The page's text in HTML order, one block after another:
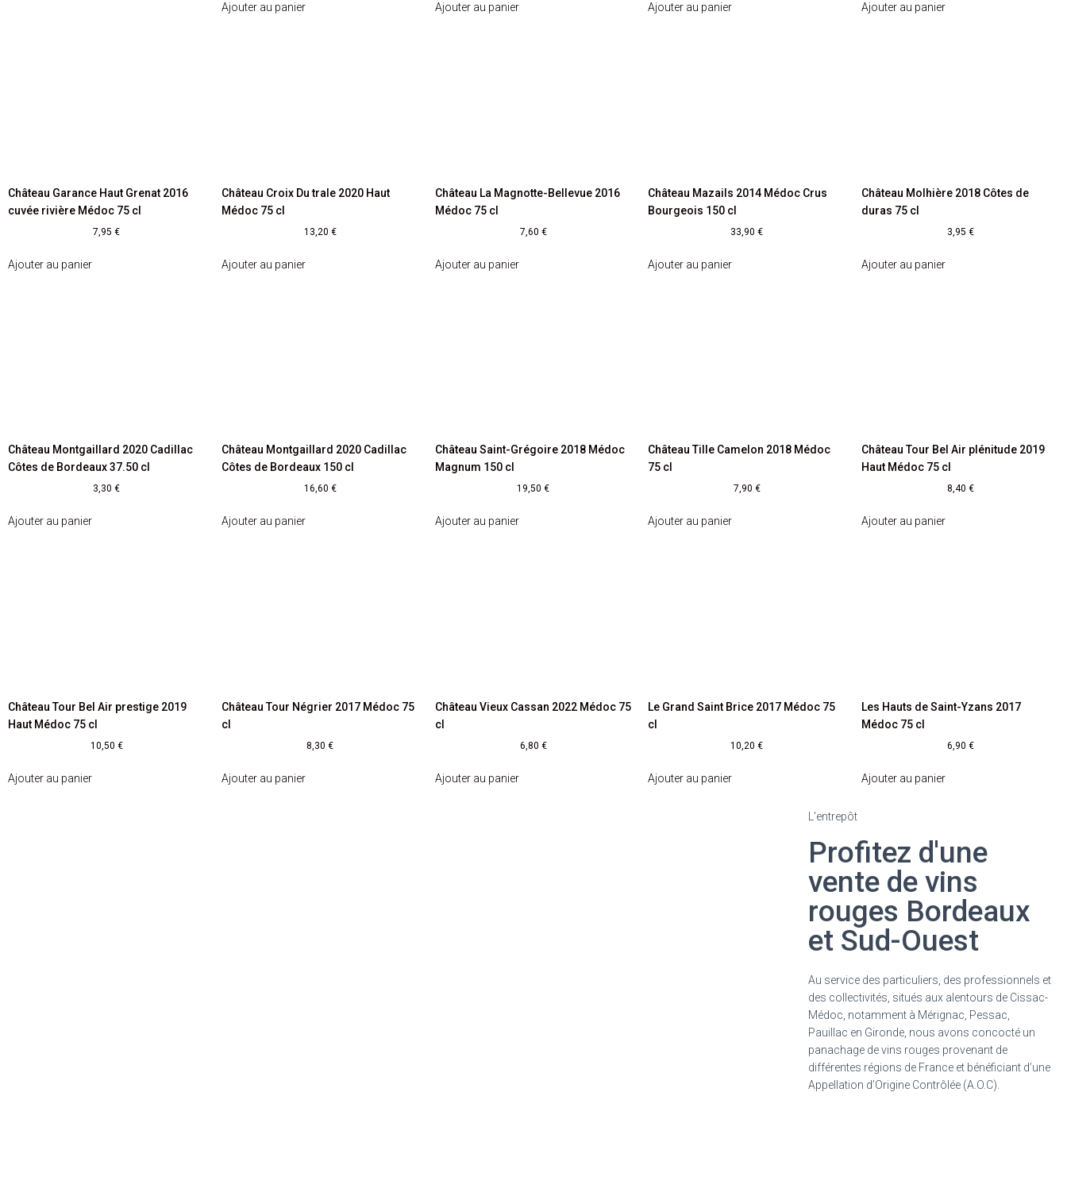
Ajouter au panier Ajouter au panier Ajouter au panier Ajouter au panier
Château Garance Haut Grenat 2016
cuvée rivière Médoc 75 cl
7,95€
Ajouter au panier
Château Croix Du trale 2020 Haut
Médoc 75 cl
13,20 €
Ajouter au panier
Château La Magnotte-Bellevue 2016
Médoc 75 cl
7,60 €
Ajouter au panier
Château Mazails 2014 Médoc Crus
Bourgeois 150 cl
33,90€
Ajouter au panier
Château Molhière 2018 Côtes de
duras 75 cl
3,95 €
Ajouter au panier
Château Montgaillard 2020 Cadillac
Côtes de Bordeaux 37.50 cl
3,30€
Ajouter au panier
Château Montgaillard 2020 Cadillac
Côtes de Bordeaux 150 cl
16,60 €
Ajouter au panier
Château Saint-Grégoire 2018 Médoc
Magnum 150 cl
19,50€
Ajouter au panier
Château Tille Camelon 2018 Médoc
75 cl
7,90 €
Ajouter au panier
Château Tour Bel Air plénitude 2019
Haut Médoc 75 cl
8,40 €
Ajouter au panier
Château Tour Bel Air prestige 2019
Haut Médoc 75 cl
10,50 €
Ajouter au panier
Château Tour Négrier 2017 Médoc 75
cl
8,30€
Ajouter au panier
Château Vieux Cassan 2022 Médoc 75
cl
6,80 €
Ajouter au panier
Le Grand Saint Brice 2017 Médoc 75
cl
10,20€
Ajouter au panier
Les Hauts de Saint-Yzans 2017
Médoc 75 cl
6,90 €
Ajouter au panier
L'entrepôt
Profitez d'une
vente de vins
rouges Bordeaux
et Sud-Ouest
Au service des particuliers, des professionnels et
des collectivités, situés aux alentours de Cissac-
Médoc, notamment à Mérignac, Pessac,
Pauillac en Gironde, nous avons concocté un
panachage de vins rouges provenant de
différentes régions de France et bénéficiant d’une
Appellation d’Origine Contrôlée (A.O.C).